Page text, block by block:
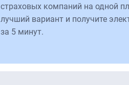
страховых компаний на одной
лучший вариант и получите
за 5 минут.